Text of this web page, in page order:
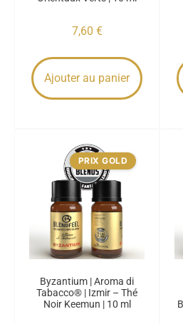
7,60 €
Ajouter au panier
PRIX GOLD
Byzantium | Aroma di
Tabacco® | Izmir – Thé
Noir Keemun | 10 ml